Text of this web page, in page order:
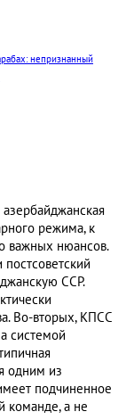
непризнанный
режима, к
важных нюансов.
ССР.
Во-вторых, КПСС
системой
одним из
подчиненное
команде, а не